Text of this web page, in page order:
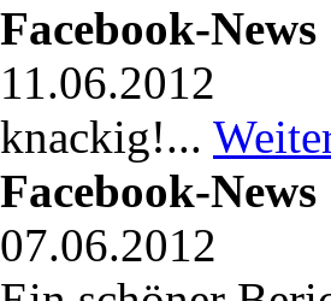
Facebook-News
11.06.2012
knackig!...
Facebook-News
07.06.2012